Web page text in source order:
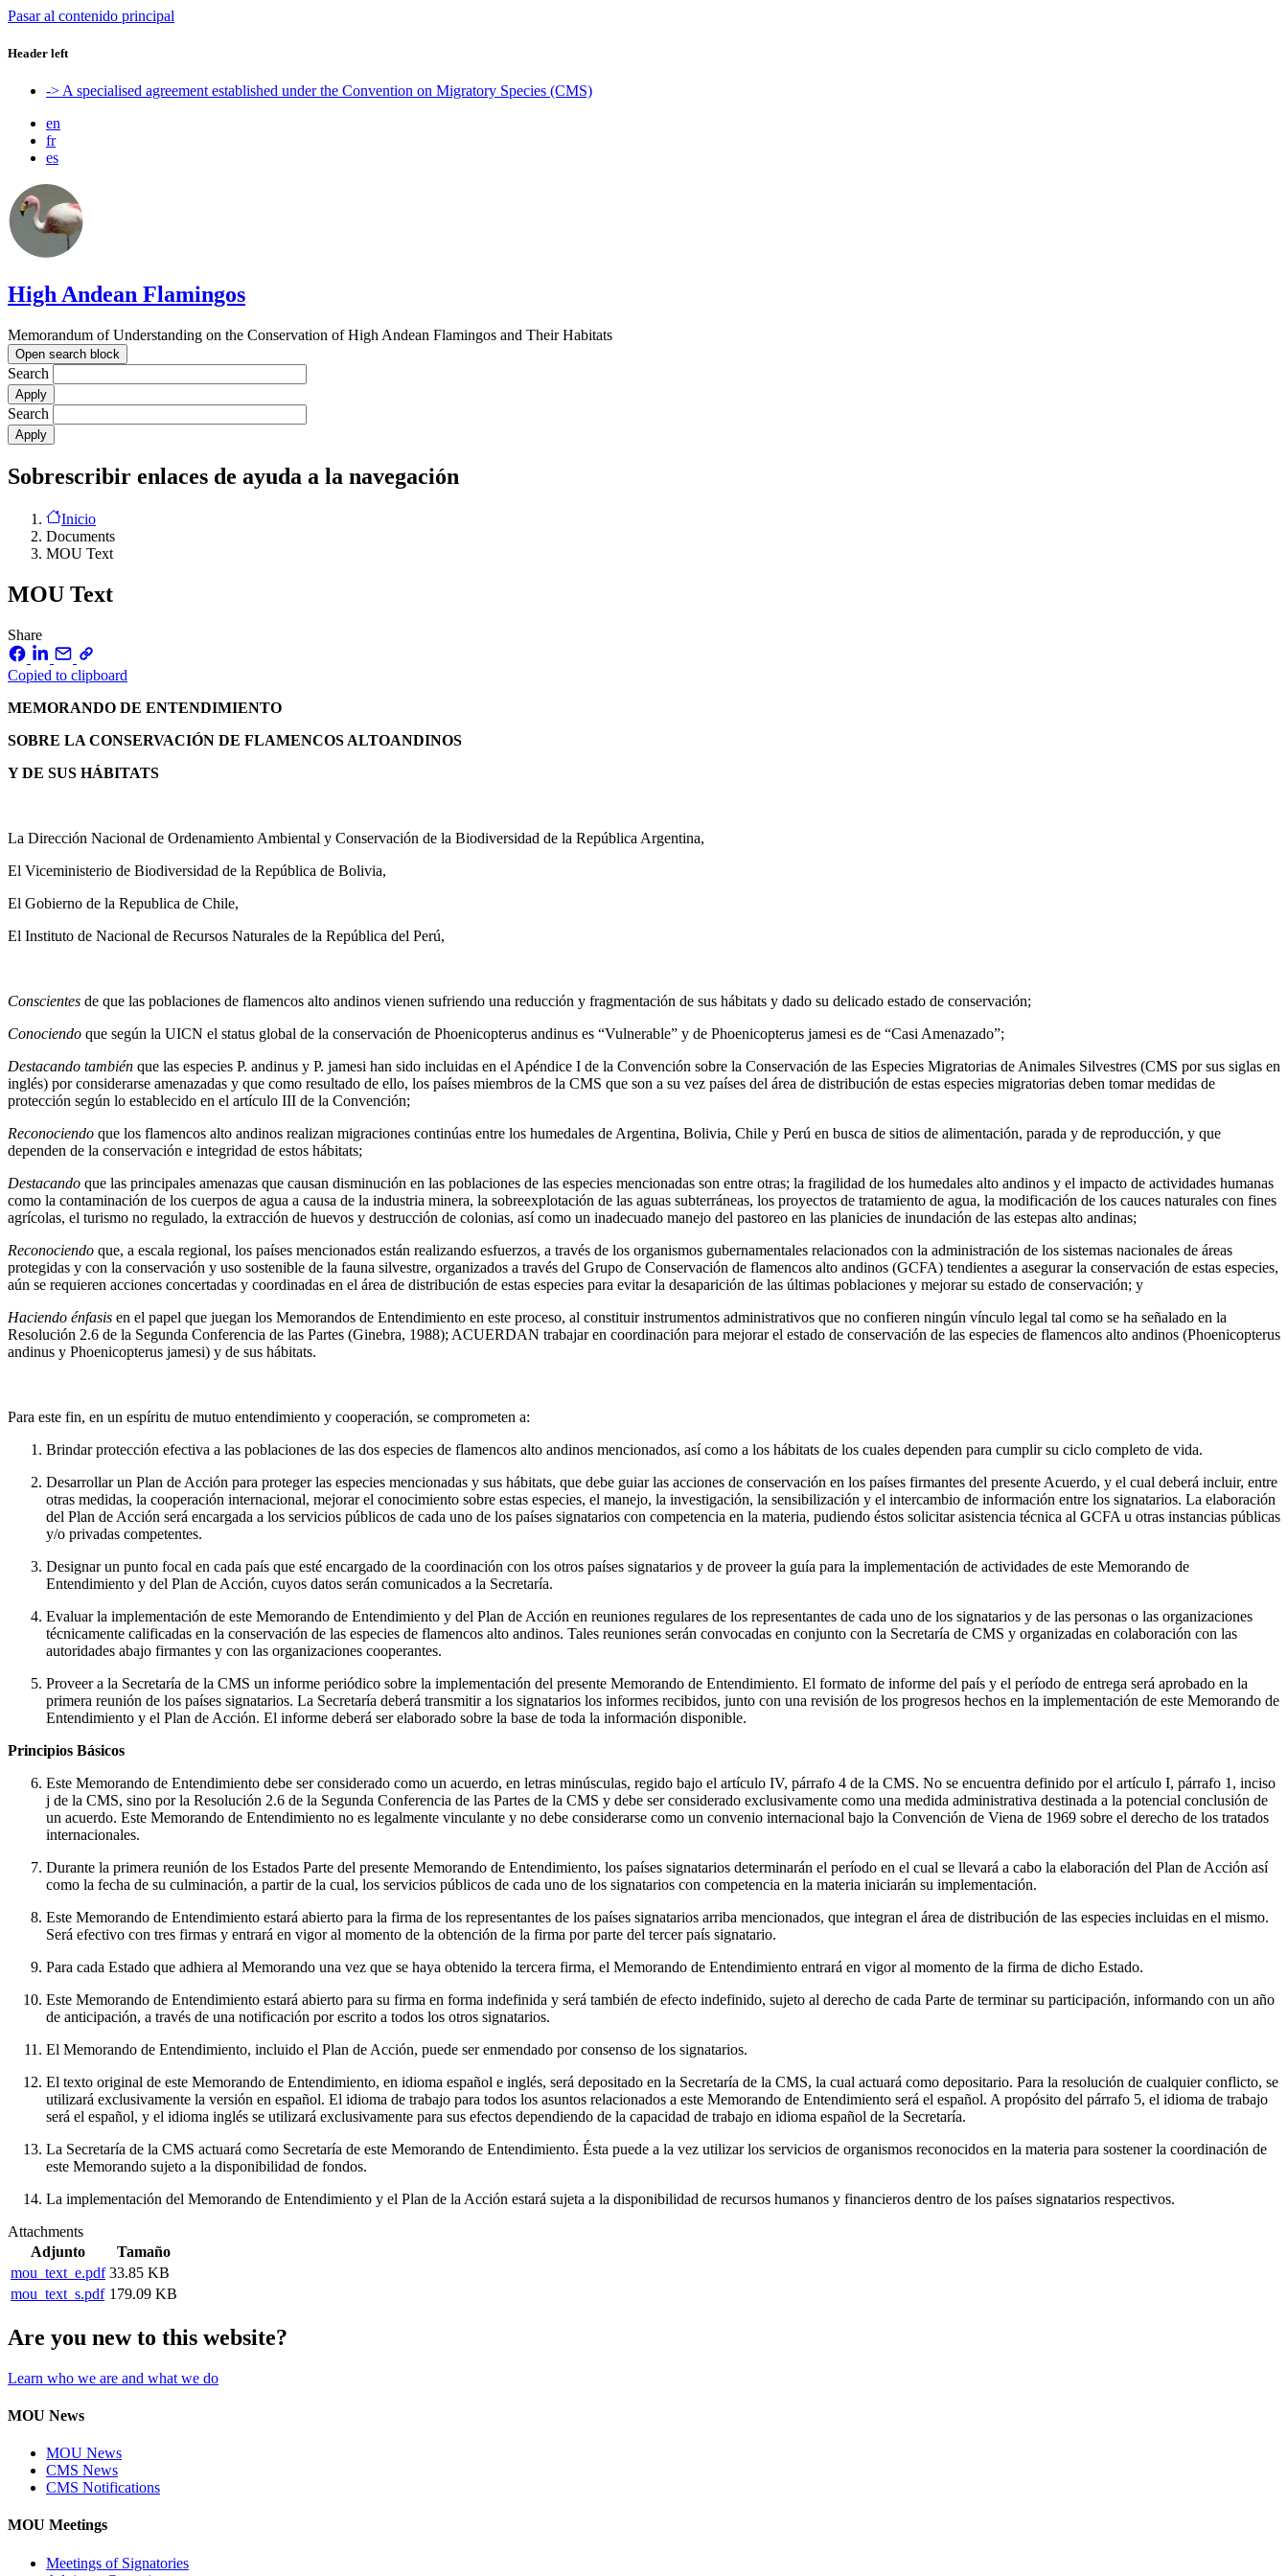
Pasar al contenido principal
Header left
-> A specialised agreement established under the Convention on Migratory Species (CMS)
en
fr
es
High Andean Flamingos
Memorandum of Understanding on the Conservation of High Andean Flamingos and Their Habitats
Open search block
Search
Search
Sobrescribir enlaces de ayuda a la navegación
Inicio
Documents
MOU Text
MOU Text
Share
Copied to clipboard
MEMORANDO DE ENTENDIMIENTO
SOBRE LA CONSERVACIÓN DE FLAMENCOS ALTOANDINOS
Y DE SUS HÁBITATS
La Dirección Nacional de Ordenamiento Ambiental y Conservación de la Biodiversidad de la República Argentina,
El Viceministerio de Biodiversidad de la República de Bolivia,
El Gobierno de la Republica de Chile,
El Instituto de Nacional de Recursos Naturales de la República del Perú,
Conscientes de que las poblaciones de flamencos alto andinos vienen sufriendo una reducción y fragmentación de sus hábitats y dado su delicado estado de conservación;
Conociendo que según la UICN el status global de la conservación de Phoenicopterus andinus es “Vulnerable” y de Phoenicopterus jamesi es de “Casi Amenazado”;
Destacando también que las especies P. andinus y P. jamesi han sido incluidas en el Apéndice I de la Convención sobre la Conservación de las Especies Migratorias de Animales Silvestres (CMS por sus siglas en
inglés) por considerarse amenazadas y que como resultado de ello, los países miembros de la CMS que son a su vez países del área de distribución de estas especies migratorias deben tomar medidas de
protección según lo establecido en el artículo III de la Convención;
Reconociendo que los flamencos alto andinos realizan migraciones continúas entre los humedales de Argentina, Bolivia, Chile y Perú en busca de sitios de alimentación, parada y de reproducción, y que
dependen de la conservación e integridad de estos hábitats;
Destacando que las principales amenazas que causan disminución en las poblaciones de las especies mencionadas son entre otras; la fragilidad de los humedales alto andinos y el impacto de actividades humanas
como la contaminación de los cuerpos de agua a causa de la industria minera, la sobreexplotación de las aguas subterráneas, los proyectos de tratamiento de agua, la modificación de los cauces naturales con fines
agrícolas, el turismo no regulado, la extracción de huevos y destrucción de colonias, así como un inadecuado manejo del pastoreo en las planicies de inundación de las estepas alto andinas;
Reconociendo que, a escala regional, los países mencionados están realizando esfuerzos, a través de los organismos gubernamentales relacionados con la administración de los sistemas nacionales de áreas
protegidas y con la conservación y uso sostenible de la fauna silvestre, organizados a través del Grupo de Conservación de flamencos alto andinos (GCFA) tendientes a asegurar la conservación de estas especies,
aún se requieren acciones concertadas y coordinadas en el área de distribución de estas especies para evitar la desaparición de las últimas poblaciones y mejorar su estado de conservación; y
Haciendo énfasis en el papel que juegan los Memorandos de Entendimiento en este proceso, al constituir instrumentos administrativos que no confieren ningún vínculo legal tal como se ha señalado en la
Resolución 2.6 de la Segunda Conferencia de las Partes (Ginebra, 1988); ACUERDAN trabajar en coordinación para mejorar el estado de conservación de las especies de flamencos alto andinos (Phoenicopterus
andinus y Phoenicopterus jamesi) y de sus hábitats.
Para este fin, en un espíritu de mutuo entendimiento y cooperación, se comprometen a:
Brindar protección efectiva a las poblaciones de las dos especies de flamencos alto andinos mencionados, así como a los hábitats de los cuales dependen para cumplir su ciclo completo de vida.
Desarrollar un Plan de Acción para proteger las especies mencionadas y sus hábitats, que debe guiar las acciones de conservación en los países firmantes del presente Acuerdo, y el cual deberá incluir, entre
otras medidas, la cooperación internacional, mejorar el conocimiento sobre estas especies, el manejo, la investigación, la sensibilización y el intercambio de información entre los signatarios. La elaboración
del Plan de Acción será encargada a los servicios públicos de cada uno de los países signatarios con competencia en la materia, pudiendo éstos solicitar asistencia técnica al GCFA u otras instancias públicas
y/o privadas competentes.
Designar un punto focal en cada país que esté encargado de la coordinación con los otros países signatarios y de proveer la guía para la implementación de actividades de este Memorando de
Entendimiento y del Plan de Acción, cuyos datos serán comunicados a la Secretaría.
Evaluar la implementación de este Memorando de Entendimiento y del Plan de Acción en reuniones regulares de los representantes de cada uno de los signatarios y de las personas o las organizaciones
técnicamente calificadas en la conservación de las especies de flamencos alto andinos. Tales reuniones serán convocadas en conjunto con la Secretaría de CMS y organizadas en colaboración con las
autoridades abajo firmantes y con las organizaciones cooperantes.
Proveer a la Secretaría de la CMS un informe periódico sobre la implementación del presente Memorando de Entendimiento. El formato de informe del país y el período de entrega será aprobado en la
primera reunión de los países signatarios. La Secretaría deberá transmitir a los signatarios los informes recibidos, junto con una revisión de los progresos hechos en la implementación de este Memorando de
Entendimiento y el Plan de Acción. El informe deberá ser elaborado sobre la base de toda la información disponible.
Principios Básicos
Este Memorando de Entendimiento debe ser considerado como un acuerdo, en letras minúsculas, regido bajo el artículo IV, párrafo 4 de la CMS. No se encuentra definido por el artículo I, párrafo 1, inciso
j de la CMS, sino por la Resolución 2.6 de la Segunda Conferencia de las Partes de la CMS y debe ser considerado exclusivamente como una medida administrativa destinada a la potencial conclusión de
un acuerdo. Este Memorando de Entendimiento no es legalmente vinculante y no debe considerarse como un convenio internacional bajo la Convención de Viena de 1969 sobre el derecho de los tratados
internacionales.
Durante la primera reunión de los Estados Parte del presente Memorando de Entendimiento, los países signatarios determinarán el período en el cual se llevará a cabo la elaboración del Plan de Acción así
como la fecha de su culminación, a partir de la cual, los servicios públicos de cada uno de los signatarios con competencia en la materia iniciarán su implementación.
Este Memorando de Entendimiento estará abierto para la firma de los representantes de los países signatarios arriba mencionados, que integran el área de distribución de las especies incluidas en el mismo.
Será efectivo con tres firmas y entrará en vigor al momento de la obtención de la firma por parte del tercer país signatario.
Para cada Estado que adhiera al Memorando una vez que se haya obtenido la tercera firma, el Memorando de Entendimiento entrará en vigor al momento de la firma de dicho Estado.
Este Memorando de Entendimiento estará abierto para su firma en forma indefinida y será también de efecto indefinido, sujeto al derecho de cada Parte de terminar su participación, informando con un año
de anticipación, a través de una notificación por escrito a todos los otros signatarios.
El Memorando de Entendimiento, incluido el Plan de Acción, puede ser enmendado por consenso de los signatarios.
El texto original de este Memorando de Entendimiento, en idioma español e inglés, será depositado en la Secretaría de la CMS, la cual actuará como depositario. Para la resolución de cualquier conflicto, se
utilizará exclusivamente la versión en español. El idioma de trabajo para todos los asuntos relacionados a este Memorando de Entendimiento será el español. A propósito del párrafo 5, el idioma de trabajo
será el español, y el idioma inglés se utilizará exclusivamente para sus efectos dependiendo de la capacidad de trabajo en idioma español de la Secretaría.
La Secretaría de la CMS actuará como Secretaría de este Memorando de Entendimiento. Ésta puede a la vez utilizar los servicios de organismos reconocidos en la materia para sostener la coordinación de
este Memorando sujeto a la disponibilidad de fondos.
La implementación del Memorando de Entendimiento y el Plan de la Acción estará sujeta a la disponibilidad de recursos humanos y financieros dentro de los países signatarios respectivos.
Attachments
Adjunto
Tamaño
mou_text_e.pdf 33.85 KB
mou_text_s.pdf 179.09 KB
Are you new to this website?
Learn who we are and what we do
MOU News
MOU News
CMS News
CMS Notifications
MOU Meetings
Meetings of Signatories